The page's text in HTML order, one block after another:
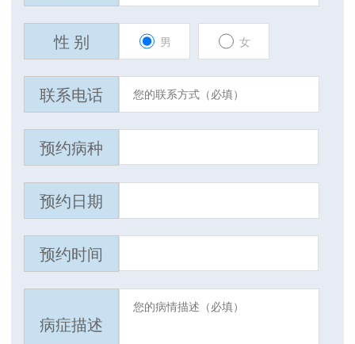
性 别 男 女
联系电话
预约病种
预约日期
预约时间
病症描述